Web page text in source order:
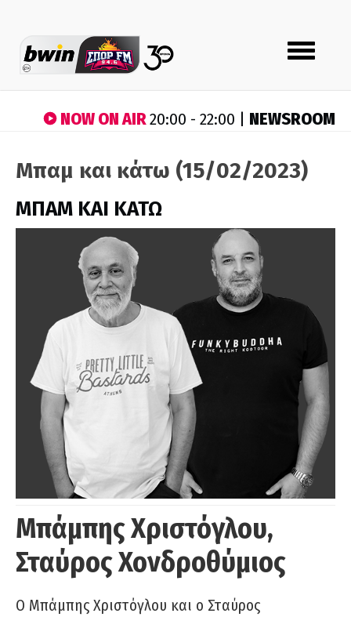
Toggle
navigation
NOW ON AIR20:00 - 22:00 | NEWSROOM
Μπαμ και κάτω (15/02/2023)
ΜΠΑΜ ΚΑΙ ΚΑΤΩ
Μπάμπης Χριστόγλου,
Σταύρος Χονδροθύμιος
O Μπάμπης Χριστόγλου και ο Σταύρος